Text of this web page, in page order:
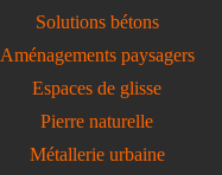
Solutions bétons
Aménagements paysagers
Espaces de glisse
Pierre naturelle
Métallerie urbaine